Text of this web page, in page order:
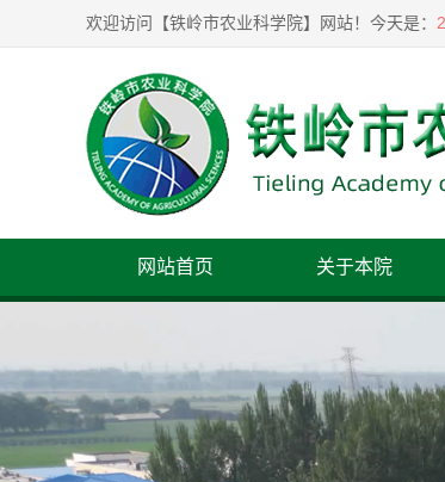
欢迎访问【铁岭市农业科学院】网站！ 今天是：
网站首页 关于本院